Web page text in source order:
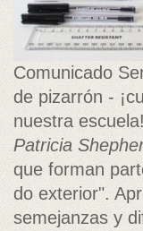
Comunicado
de pizarrón -
nuestra
Patricia
que forman
do exterior".
semejanzas y